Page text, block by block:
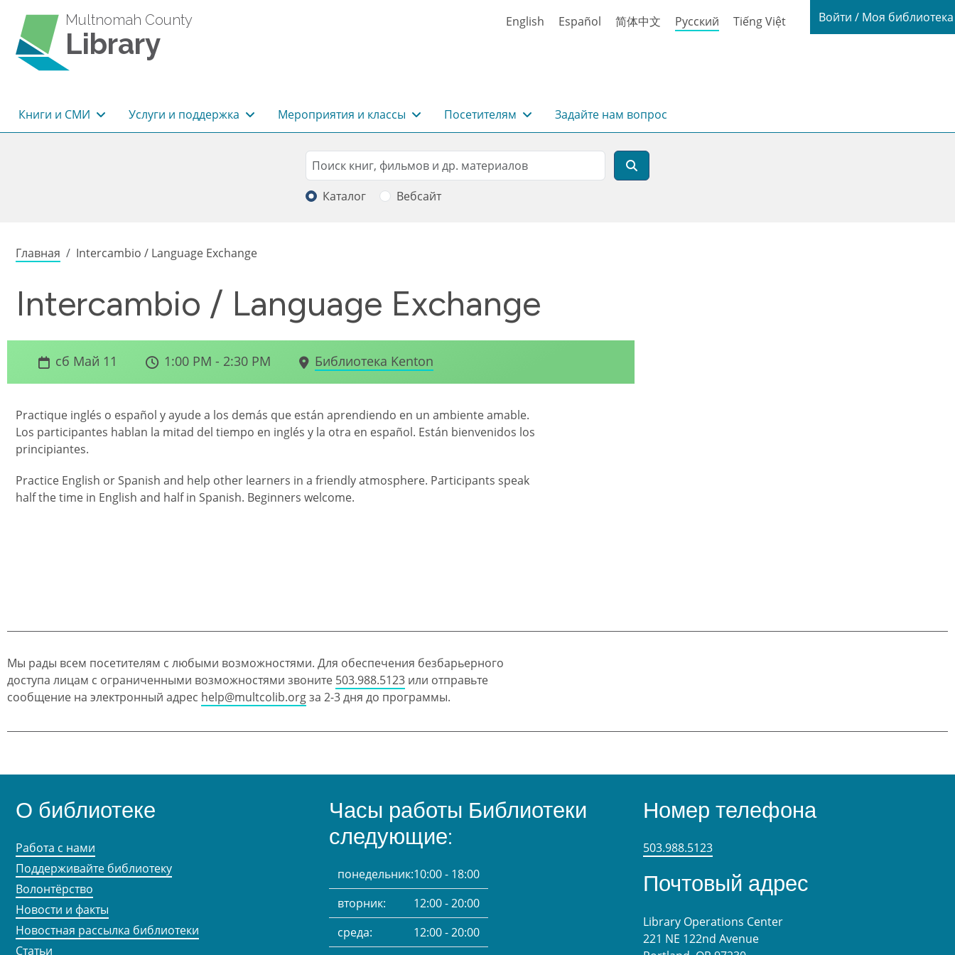
Multnomah County
Library
English Español 简体中文 Русский Tiếng Việt Login / My
Войти / Моя
Основная навигация
Книги и СМИ Услуги и поддержка Мероприятия и классы Посетителям Задайте нам вопрос
Search
Поиск
Каталог Вебсайт
Строка навигации
Главная Intercambio / Language Exchange
Intercambio / Language Exchange
сб Май 11 1:00 PM - 2:30 PM Библиотека Kenton
Practique inglés o español y ayude a los demás que están aprendiendo en un ambiente amable.
Los participantes hablan la mitad del tiempo en inglés y la otra en español. Están bienvenidos los
principiantes.
Practice English or Spanish and help other learners in a friendly atmosphere. Participants speak
half the time in English and half in Spanish. Beginners welcome.
Мы рады всем посетителям с любыми возможностями. Для обеспечения безбарьерного
доступа лицам с ограниченными возможностями звоните 503.988.5123 или отправьте
сообщение на электронный адрес help@multcolib.orgза 2-3 дня до программы.
О библиотеке
Работа с нами
Поддерживайте библиотеку
Волонтёрство
Новости и факты
Новостная рассылка библиотеки
Статьи
Часы работы Библиотеки
следующие:
понедельник:10:00 - 18:00
вторник:
12:00 - 20:00
среда:
12:00 - 20:00
Номер телефона
503.988.5123
Почтовый адрес
Library Operations Center
221 NE 122nd Avenue